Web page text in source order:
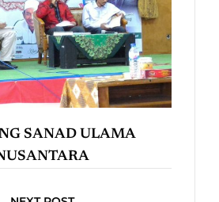
SANAD ULAMA